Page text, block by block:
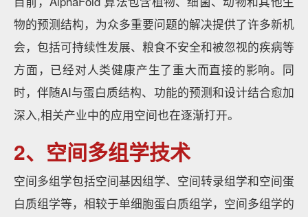
物的预测结构，为众多重要问题的解决提供了许多新机
会，包括可持续性发展、粮食不安全和被忽视的疾病等
方面，已经对人类健康产生了重大而直接的影响。同
时，伴随AI与蛋白质结构、功能的预测和设计结合愈加
深入,相关产业中的应用空间也在逐渐打开。
2、空间多组学技术
空间多组学包括空间基因组学、空间转录组学和空间蛋
白质组学等，相较于单细胞蛋白质组学，空间多组学的